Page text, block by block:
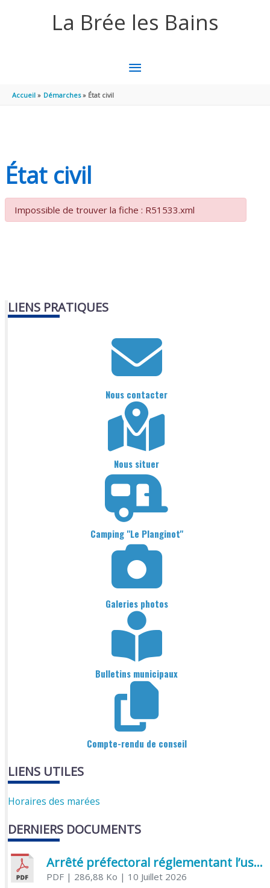
La Brée les Bains
MENU
Accueil Démarches État civil
État civil
Impossible de trouver la fiche : R51533.xml
LIENS PRATIQUES
Nous contacter
Nous situer
Camping "Le Planginot"
Galeries photos
Bulletins municipaux
Compte-rendu de conseil
LIENS UTILES
Horaires des marées
DERNIERS DOCUMENTS
Arrêté préfectoral réglementant l’usage de l’eau
PDF| 286,88 Ko | 10 Juillet 2026